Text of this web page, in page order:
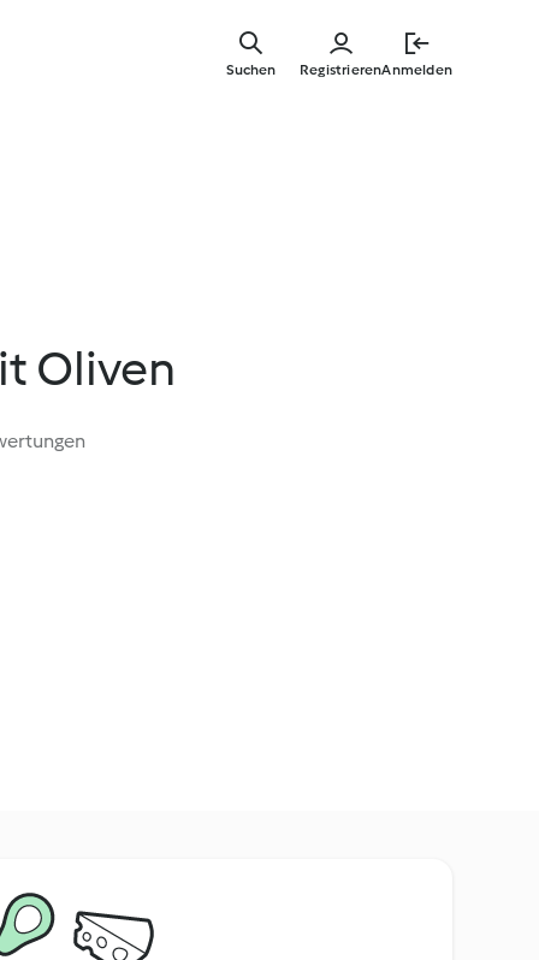
springen
RegistrierenAnmelden
Suchen
Oliven